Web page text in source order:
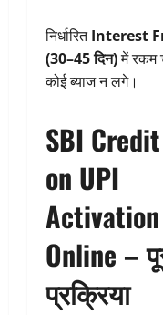
निर्धारितInterest
(30–45 दिन)में रकम
कोई ब्याज न लगे।
SBI
on UPI
Activation
Online –
प्रक्रिया